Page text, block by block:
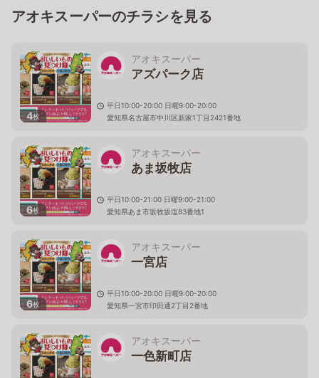
アオキスーパーのチラシを見る
4枚
アオキスーパー
アズパーク店
平日10:00-20:00 日曜9:00-20:00
愛知県名古屋市中川区新家1丁目2421番地
6枚
アオキスーパー
あま坂牧店
平日10:00-21:00 日曜9:00-21:00
愛知県あま市坂牧坂塩83番地1
6枚
アオキスーパー
一宮店
平日10:00-20:00 日曜9:00-20:00
愛知県一宮市印田通2丁目2番地
アオキスーパー
一色新町店